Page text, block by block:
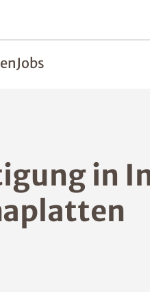
Jobs
in